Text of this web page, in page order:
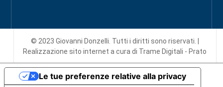
© 2023 Giovanni Donzelli. Tutti i diritti sono riservati. |
Realizzazione sito interneta cura di Trame Digitali - Prato
Le tue preferenze relative alla privacy